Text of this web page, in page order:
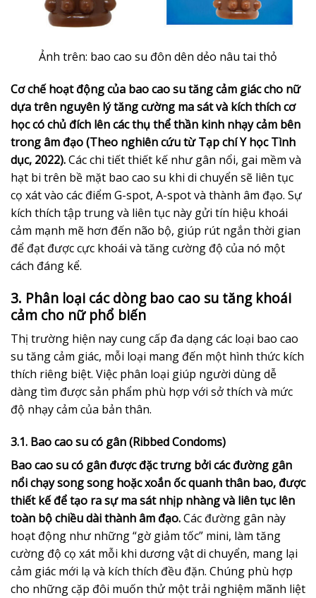
Ảnh trên: bao cao su đôn dên dẻo nâu tai thỏ
Cơ chế hoạt động của bao cao su tăng cảm giác cho nữ
dựa trên nguyên lý tăng cường ma sát và kích thích cơ
học có chủ đích lên các thụ thể thần kinh nhạy cảm bên
trong âm đạo (Theo nghiên cứu từ Tạp chí Y học Tình
dục, 2022).Các chi tiết thiết kế như gân nổi, gai mềm và
hạt bi trên bề mặt bao cao su khi di chuyển sẽ liên tục
cọ xát vào các điểm G-spot, A-spot và thành âm đạo. Sự
kích thích tập trung và liên tục này gửi tín hiệu khoái
cảm mạnh mẽ hơn đến não bộ, giúp rút ngắn thời gian
để đạt được cực khoái và tăng cường độ của nó một
cách đáng kể.
3. Phân loại các dòng bao cao su tăng khoái
cảm cho nữ phổ biến
Thị trường hiện nay cung cấp đa dạng các loại bao cao
su tăng cảm giác, mỗi loại mang đến một hình thức kích
thích riêng biệt. Việc phân loại giúp người dùng dễ
dàng tìm được sản phẩm phù hợp với sở thích và mức
độ nhạy cảm của bản thân.
3.1. Bao cao su có gân (Ribbed Condoms)
Bao cao su có gân được đặc trưng bởi các đường gân
nổi chạy song song hoặc xoắn ốc quanh thân bao, được
thiết kế để tạo ra sự ma sát nhịp nhàng và liên tục lên
toàn bộ chiều dài thành âm đạo.Các đường gân này
hoạt động như những “gờ giảm tốc” mini, làm tăng
cường độ cọ xát mỗi khi dương vật di chuyển, mang lại
cảm giác mới lạ và kích thích đều đặn. Chúng phù hợp
cho những cặp đôi muốn thử một trải nghiệm mãnh liệt